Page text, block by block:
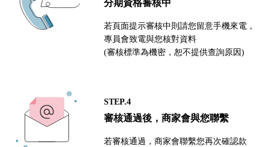
分期資格審核中
若頁面提示審核中則請您留意手機來電，
專員會致電與您核對資料
(審核標準為機密，恕不提供查詢原因)
STEP.4
審核通過後，商家會與您聯繫
若審核通過，商家會聯繫您再次確認款